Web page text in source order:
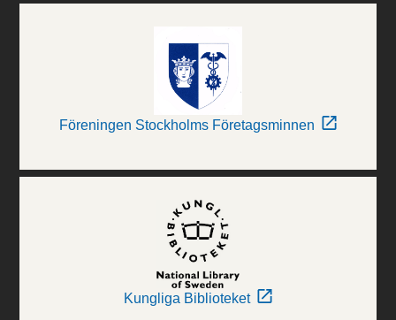
Föreningen Stockholms Företagsminnen
Kungliga Biblioteket